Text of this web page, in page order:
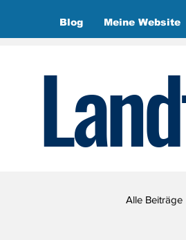
Blog Meine Website
Alle Beiträge